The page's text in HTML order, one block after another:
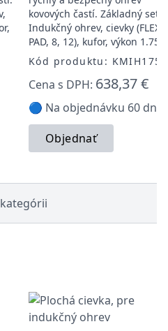
kovových častí. Základný set:
Indukčný ohrev, cievky (FLEXI,
PAD, 8, 12), kufor, výkon
Kód produktu: KMIH175
Cena s DPH: 638,37 €
🔵 Na objednávku 60 dní
Objednať